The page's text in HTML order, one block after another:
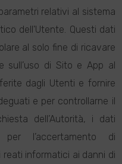
relativi al sistema
dell'Utente. Questi dati
al solo fine di ricavare
sull’uso di Sito e App al
dagli Utenti e fornire
e per controllarne il
dell’Autorità, i dati
l’accertamento di
informatici ai danni di